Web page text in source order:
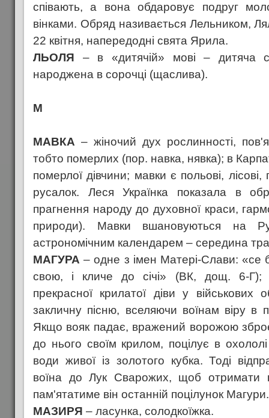
співають, а вона обдаровує подруг
вінками. Обряд називається Лельником,
22 квітня, напередодні свята Ярила.
ЛЬОЛЯ – в «дитячій» мові – дитяча
народжена в сорочці (щаслива).
М
МАВКА – жіночий дух рослинності,
тобто померлих (пор. навка, нявка); в
померлої дівчини; мавки є польові, лісові,
русалок. Леся Українка показала в
прагнення народу до духовної краси,
природи). Мавки вшановуються на
астрономічним календарем – середина
МАГУРА – одне з імен Матері-Слави: «се
свою, і кличе до січі» (ВК, дощ. 6-Г);
прекрасної крилатої діви у військових
закличну пісню, вселяючи воїнам віру в
Якщо вояк падає, вражений ворожою
до нього своїм крилом, поцілує в
води живої із золотого кубка. Тоді
воїна до Лук Сварожих, щоб отримати
пам'ятатиме він останній поцілунок Магури.
МАЗИРЯ – ласунка, солодкоїжка.